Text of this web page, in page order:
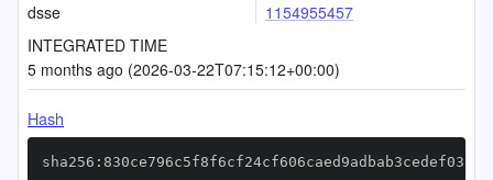
dsse
1154955457
INTEGRATED TIME
5 months ago (2026-03-22T07:15:12+00:00)
Hash